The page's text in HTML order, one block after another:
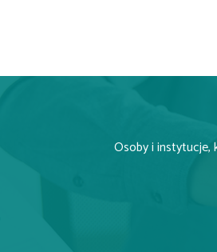
Osoby i instytucje,